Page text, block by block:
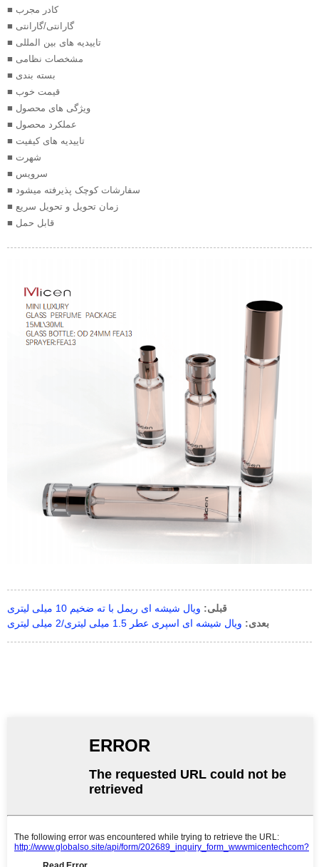
■ کادر مجرب
■ گارانتی/گارانتی
■ تاییدیه های بین المللی
■ مشخصات نظامی
■ بسته بندی
■ قیمت خوب
■ ویژگی های محصول
■ عملکرد محصول
■ تاییدیه های کیفیت
■ شهرت
■ سرویس
■ سفارشات کوچک پذیرفته میشود
■ زمان تحویل و تحویل سریع
■ قابل حمل
قبلی: ویال شیشه ای ریمل با ته ضخیم 10 میلی لیتری
بعدی: ویال شیشه ای اسپری عطر 1.5 میلی لیتری/2 میلی لیتری